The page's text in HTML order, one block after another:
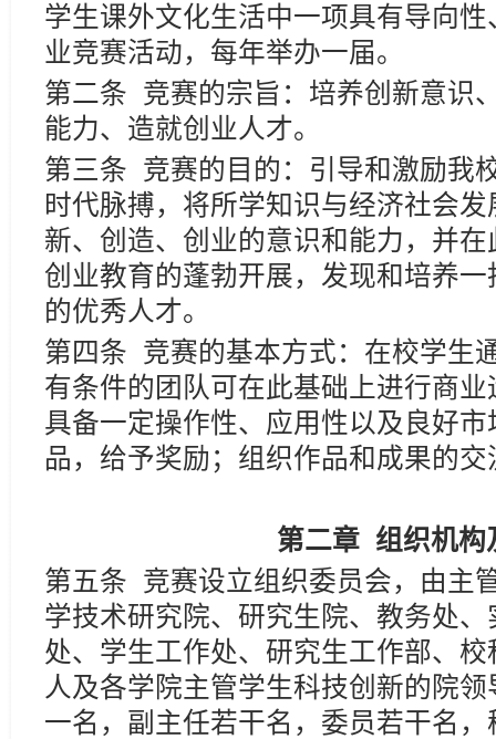
学生课外文化生活中一项具有导向
业竞赛活动，每年举办一届。
第二条 竞赛的宗旨：培养创新意识
能力、造就创业人才。
第三条 竞赛的目的：引导和激励我
时代脉搏，将所学知识与经济社会
新、创造、创业的意识和能力，并
创业教育的蓬勃开展，发现和培养
的优秀人才。
第四条 竞赛的基本方式：在校学生
有条件的团队可在此基础上进行商
具备一定操作性、应用性以及良好
品，给予奖励；组织作品和成果的
第二章 组织机构
第五条 竞赛设立组织委员会，由主
学技术研究院、研究生院、教务处
处、学生工作处、研究生工作部、
人及各学院主管学生科技创新的院
一名，副主任若干名，委员若干名